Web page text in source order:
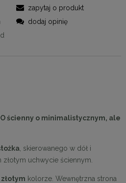
zapytaj o produkt
dodaj opinię
ścienny o minimalistycznym, ale
, skierowanego w dół i
uchwycie ściennym.
złotym kolorze. Wewnętrzna strona